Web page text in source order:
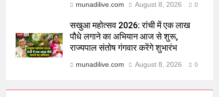
munadilive.com August 8, 2026 0
सखुआ महोत्सव 2026: रांची में एक लाख
पौधे लगाने का अभियान आज से शुरू,
राज्यपाल संतोष गंगवार करेंगे शुभारंभ
munadilive.com August 8, 2026 0